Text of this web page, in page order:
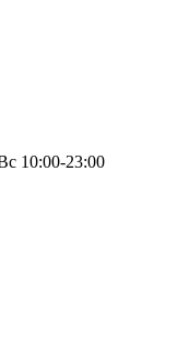
10:00-23:00